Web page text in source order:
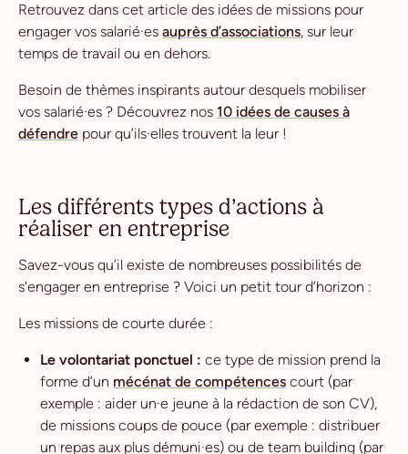
Retrouvez dans cet article des idées de missions pour
engager vos salarié·es auprès d’associations, sur leur
temps de travail ou en dehors.
Besoin de thèmes inspirants autour desquels mobiliser
vos salarié·es ? Découvrez nos 10 idées de causes à
défendre pour qu’ils·elles trouvent la leur !
Les différents types d’actions à
réaliser en entreprise
Savez-vous qu’il existe de nombreuses possibilités de
s'engager en entreprise ? Voici un petit tour d’horizon :
Les missions de courte durée :
Le volontariat ponctuel : ce type de mission prend la
forme d’un mécénat de compétences court (par
exemple : aider un·e jeune à la rédaction de son CV),
de missions coups de pouce (par exemple : distribuer
un repas aux plus démuni·es) ou de team building (par